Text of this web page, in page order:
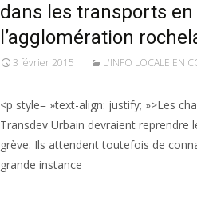
dans les transports
l’agglomération
3 février 2015 L'INFO LOCALE EN
<p style= »text-align: justify; »>Les
Transdev Urbain devraient reprendre
grève. Ils attendent toutefois de
grande instance